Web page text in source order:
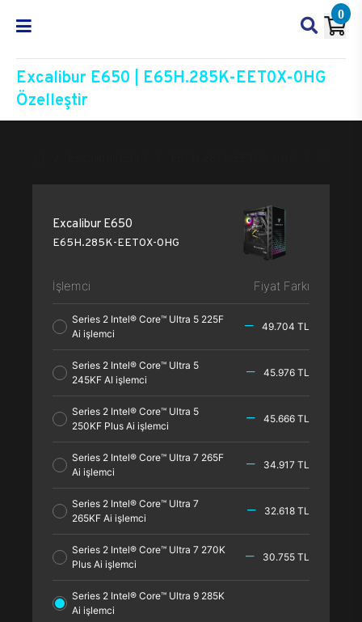
0
Excalibur E650 | E65H.285K-EET0X-0HG
Özelleştir
Excalibur E650
E65H.285K-EET0X-0HG
İşlemci Fiyat Farkı
Series 2 Intel® Core™ Ultra 5 225F
Ai işlemci
49.704 TL
Series 2 Intel® Core™ Ultra 5
245KF AI işlemci
45.976 TL
Series 2 Intel® Core™ Ultra 5
250KF Plus Ai işlemci
45.666 TL
Series 2 Intel® Core™ Ultra 7 265F
Ai işlemci
34.917 TL
Series 2 Intel® Core™ Ultra 7
265KF Ai işlemci
32.618 TL
Series 2 Intel® Core™ Ultra 7 270K
Plus Ai işlemci
30.755 TL
Series 2 Intel® Core™ Ultra 9 285K
Ai işlemci